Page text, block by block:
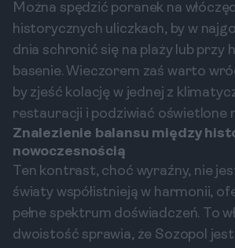
Można spędzić poranek na
historycznych uliczkach, by w
dnia schronić się na plaży lub przy
basenie. Wieczorem zaś warto
by zjeść kolację w jednej z
restauracji i podziwiać oświetlone
Znalezienie balansu między
nowoczesnością
Ten kontrast, choć wyraźny, nie
światy współistnieją w harmonii,
pełne spektrum doświadczeń. To
dwoistość sprawia, że Sozopol